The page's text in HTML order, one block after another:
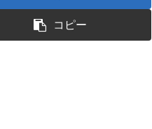
コピー